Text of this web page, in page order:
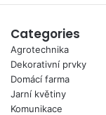
Categories
Agrotechnika
Dekorativní prvky
Domácí farma
Jarní květiny
Komunikace